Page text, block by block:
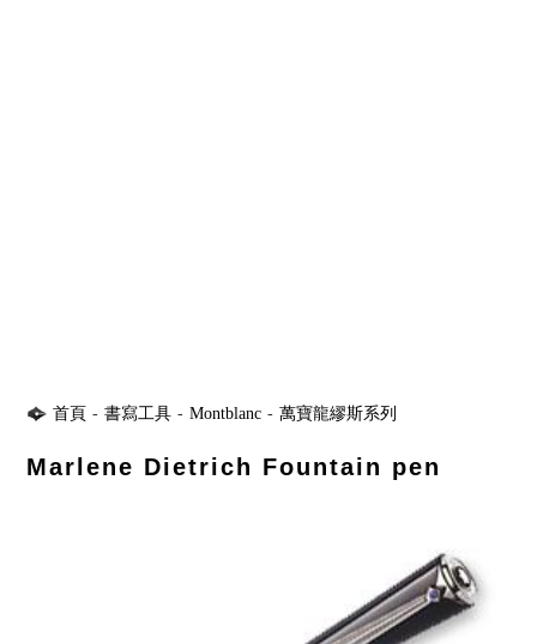
首頁 - 書寫工具 - Montblanc - 萬寶龍繆斯系列
Marlene Dietrich Fountain pen